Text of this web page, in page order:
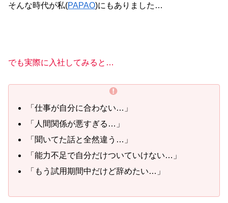
そんな時代が私(PAPAO)にもありました…
でも実際に入社してみると…
「仕事が自分に合わない…」
「人間関係が悪すぎる…」
「聞いてた話と全然違う…」
「能力不足で自分だけついていけない…」
「もう試用期間中だけど辞めたい…」